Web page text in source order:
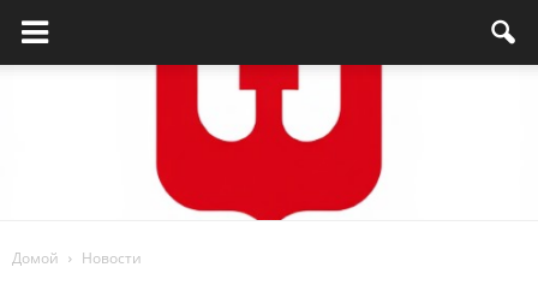
Домой Новости